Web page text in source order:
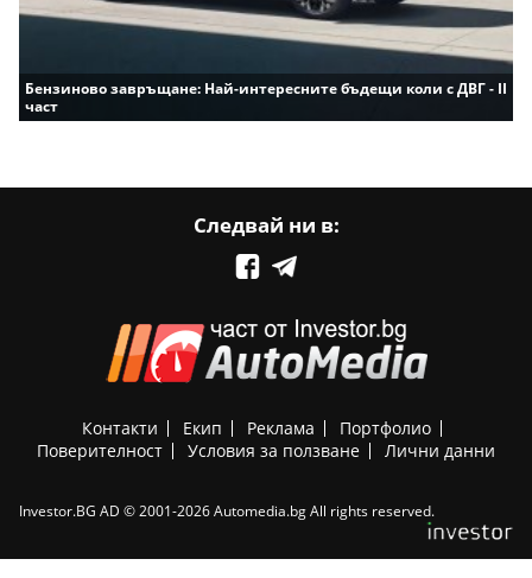
Бензиново завръщане: Най-интересните бъдещи коли с ДВГ - II
част
Следвай ни в:
Контакти Екип Реклама
Портфолио
Поверителност
Условия за ползване Лични данни
Investor.BG AD © 2001-2026 Automedia.bg All rights reserved.